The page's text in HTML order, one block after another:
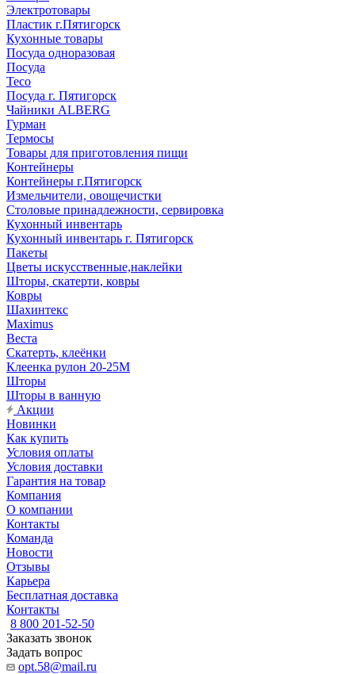
Электротовары
Пластик г.Пятигорск
Кухонные товары
Посуда одноразовая
Посуда
Teco
Посуда г. Пятигорск
Чайники ALBERG
Гурман
Термосы
Товары для приготовления пищи
Контейнеры
Контейнеры г.Пятигорск
Измельчители, овощечистки
Столовые принадлежности, сервировка
Кухонный инвентарь
Кухонный инвентарь г. Пятигорск
Пакеты
Цветы искусственные,наклейки
Шторы, скатерти, ковры
Ковры
Шахинтекс
Maximus
Веста
Скатерть, клеёнки
Клеенка рулон 20-25М
Шторы
Шторы в ванную
Акции
Новинки
Как купить
Условия оплаты
Условия доставки
Гарантия на товар
Компания
О компании
Контакты
Команда
Новости
Отзывы
Карьера
Бесплатная доставка
Контакты
8 800 201-52-50
Заказать звонок
Задать вопрос
opt.58@mail.ru